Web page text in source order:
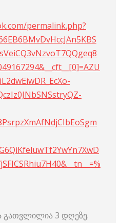
permalink.php?
გათვლილია 3 დღეზე.